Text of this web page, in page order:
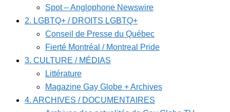
Spot – Anglophone Newswire
2. LGBTQ+ / DROITS LGBTQ+
Conseil de Presse du Québec
Fierté Montréal / Montreal Pride
3. CULTURE / MÉDIAS
Littérature
Magazine Gay Globe + Archives
4. ARCHIVES / DOCUMENTAIRES